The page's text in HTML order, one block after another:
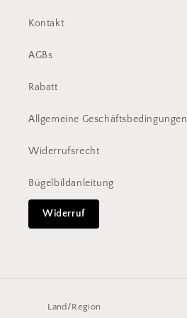
Kontakt
AGBs
Rabatt
Allgemeine Geschäftsbedingungen
Widerrufsrecht
Bügelbildanleitung
Widerruf
Land/Region